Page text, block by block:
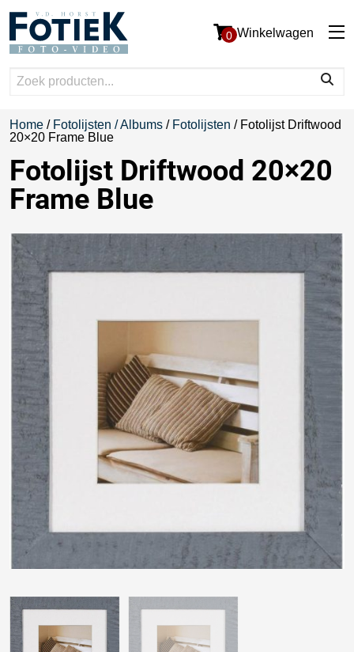
0 Winkelwagen
Home / Fotolijsten / Albums / Fotolijsten / Fotolijst Driftwood
20×20 Frame Blue
Fotolijst Driftwood 20×20
Frame Blue